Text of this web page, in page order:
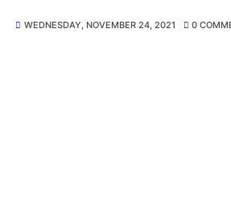
WEDNESDAY, NOVEMBER 24, 2021 0